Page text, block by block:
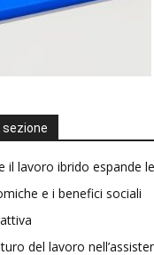
il lavoro ibrido espande le
e i benefici sociali
del lavoro